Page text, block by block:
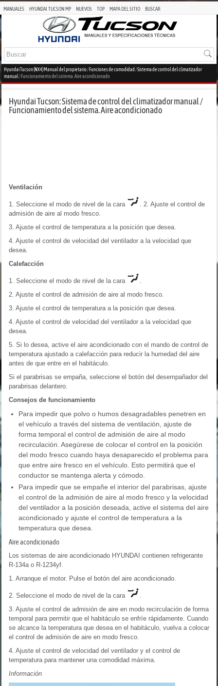
MANUALES HYUNDAI TUCSON MP NUEVOS TOP MAPA DEL SITIO BUSCAR
Hyundai Tucson (NX4) Manual del propietario/Funciones de comodidad /Sistema de control del climatizador
manual / Funcionamiento del sistema. Aire acondicionado
Hyundai Tucson: Sistema de control del climatizador manual /
Funcionamiento del sistema. Aire acondicionado
Ventilación
1. Seleccione el modo de nivel de la cara
. 2. Ajuste el control de
admisión de aire al modo fresco.
3. Ajuste el control de temperatura a la posición que desea.
4. Ajuste el control de velocidad del ventilador a la velocidad que
desea.
Calefacción
1. Seleccione el modo de nivel de la cara
2. Ajuste el control de admisión de aire al modo fresco.
3. Ajuste el control de temperatura a la posición que desea.
4. Ajuste el control de velocidad del ventilador a la velocidad que
desea.
5. Si lo desea, active el aire acondicionado con el mando de control de
temperatura ajustado a calefacción para reducir la humedad del aire
antes de que entre en el habitáculo.
Si el parabrisas se empaña, seleccione el botón del desempañador del
parabrisas delantero.
Consejos de funcionamiento
Para impedir que polvo o humos desagradables penetren en
el vehículo a través del sistema de ventilación, ajuste de
forma temporal el control de admisión de aire al modo
recirculación. Asegúrese de colocar el control en la posición
del modo fresco cuando haya desaparecido el problema para
que entre aire fresco en el vehículo. Esto permitirá que el
conductor se mantenga alerta y cómodo.
Para impedir que se empañe el interior del parabrisas, ajuste
el control de la admisión de aire al modo fresco y la velocidad
del ventilador a la posición deseada, active el sistema del aire
acondicionado y ajuste el control de temperatura a la
temperatura que desea.
Aire acondicionado
Los sistemas de aire acondicionado HYUNDAI contienen refrigerante
R-134a o R-1234yf.
1. Arranque el motor. Pulse el botón del aire acondicionado.
2. Seleccione el modo de nivel de la cara
3. Ajuste el control de admisión de aire en modo recirculación de forma
temporal para permitir que el habitáculo se enfríe rápidamente. Cuando
se alcance la temperatura que desea en el habitáculo, vuelva a colocar
el control de admisión de aire en modo fresco.
4. Ajuste el control de velocidad del ventilador y el control de
temperatura para mantener una comodidad máxima.
Información